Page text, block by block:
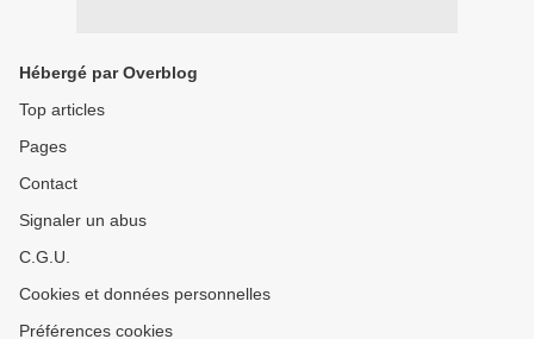
Hébergé par Overblog
Top articles
Pages
Contact
Signaler un abus
C.G.U.
Cookies et données personnelles
Préférences cookies